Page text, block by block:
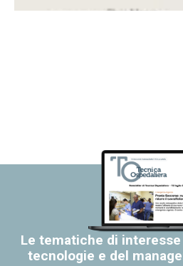
Le tematiche di
tecnologie e del